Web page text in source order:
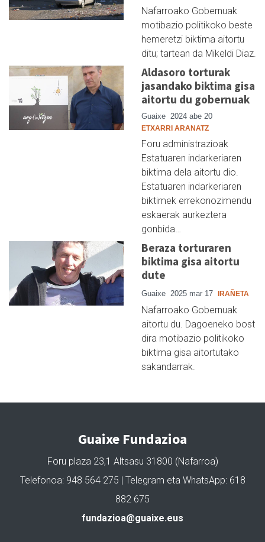
Nafarroako Gobernuak
motibazio politikoko beste
hemeretzi biktima aitortu
ditu; tartean da Mikeldi Diaz.
Aldasoro torturak
jasandako biktima gisa
aitortu du gobernuak
Guaixe 2024 abe 20
ETXARRI ARANATZ
Foru administrazioak
Estatuaren indarkeriaren
biktima dela aitortu dio.
Estatuaren indarkeriaren
biktimek errekonozimendu
eskaerak aurkeztera
gonbida…
Beraza torturaren
biktima gisa aitortu
dute
Guaixe 2025 mar 17 IRAÑETA
Nafarroako Gobernuak
aitortu du. Dagoeneko bost
dira motibazio politikoko
biktima gisa aitortutako
sakandarrak.
Guaixe Fundazioa
Foru plaza 23,1 Altsasu 31800 (Nafarroa)
Telefonoa: 948 564 275 | Telegram eta WhatsApp: 618
882 675
fundazioa@guaixe.eus